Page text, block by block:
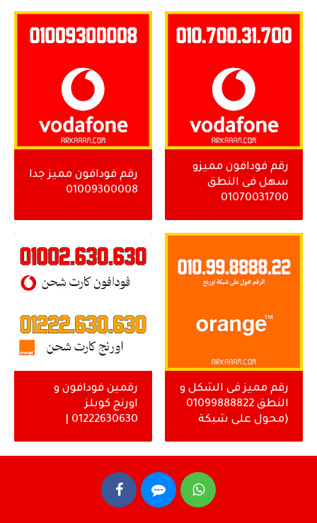
رقم فودافون مميزو
سهل فى النطق
01070031700
رقم فودافون مميز جدا
01009300008
رقم مميز فى الشكل و
النطق 01099888822
(محول على شبكة
رقمين فودافون و
اورنج كوبلز